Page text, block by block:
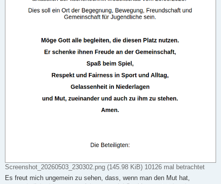
Screenshot_20260503_230302.png (145.98 KiB) 10126 mal betrachtet
Es freut mich ungemein zu sehen, dass, wenn man den Mut hat,